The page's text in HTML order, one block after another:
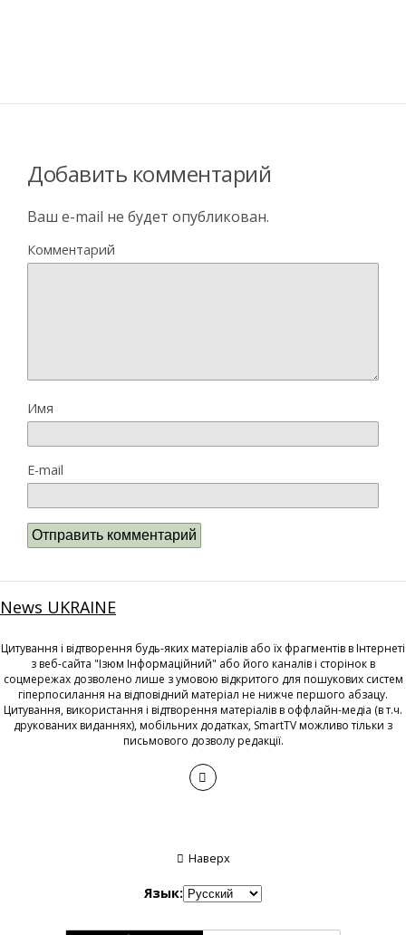
Добавить комментарий
Ваш e-mail не будет опубликован.
Комментарий
Имя
E-mail
News UKRAINE
Цитування і відтворення будь-яких матеріалів або їх фрагментів в Інтернеті
з веб-сайта "Ізюм Інформаційний" або його каналів і сторінок в
соцмережах дозволено лише з умовою відкритого для пошукових систем
гіперпосилання на відповідний матеріал не нижче першого абзацу.
Цитування, використання і відтворення матеріалів в оффлайн-медіа (в т.ч.
друкованих виданнях), мобільних додатках, SmartTV можливо тільки з
письмового дозволу редакції.
Наверх
Язык: